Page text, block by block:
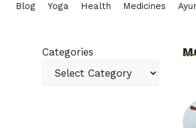
Blog Yoga Health Medicines
Categories